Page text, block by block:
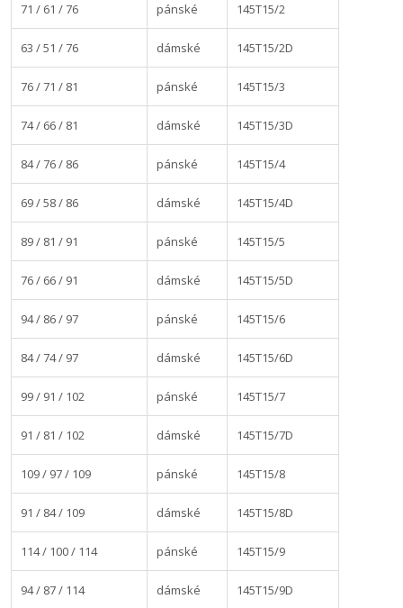
71 / 61 / 76 pánské 145T15/2
63 / 51 / 76 dámské 145T15/2D
76 / 71 / 81 pánské 145T15/3
74 / 66 / 81 dámské 145T15/3D
84 / 76 / 86 pánské 145T15/4
69 / 58 / 86 dámské 145T15/4D
89 / 81 / 91 pánské 145T15/5
76 / 66 / 91 dámské 145T15/5D
94 / 86 / 97 pánské 145T15/6
84 / 74 / 97 dámské 145T15/6D
99 / 91 / 102 pánské 145T15/7
91 / 81 / 102 dámské 145T15/7D
109 / 97 / 109 pánské 145T15/8
91 / 84 / 109 dámské 145T15/8D
114 / 100 / 114 pánské 145T15/9
94 / 87 / 114 dámské 145T15/9D